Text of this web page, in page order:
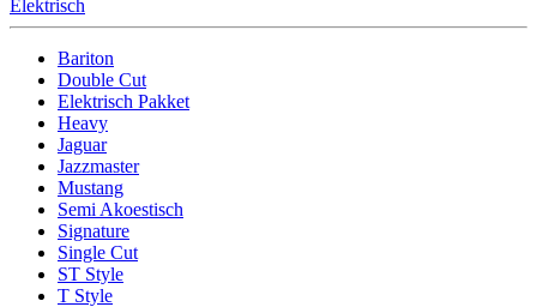
Elektrisch
Bariton
Double Cut
Elektrisch Pakket
Heavy
Jaguar
Jazzmaster
Mustang
Semi Akoestisch
Signature
Single Cut
ST Style
T Style